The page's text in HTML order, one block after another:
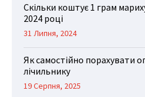
Скільки коштує 1 грам
2024 році
31 Липня, 2024
Як самостійно порахувати
лічильнику
19 Серпня, 2025